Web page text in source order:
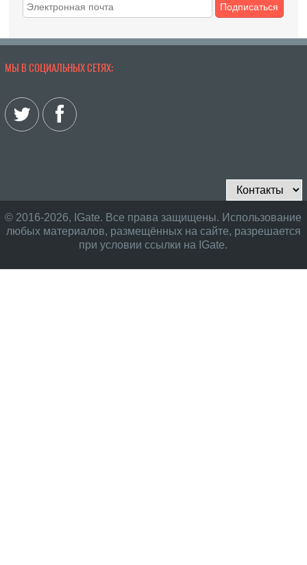
Подписаться
МЫ В СОЦИАЛЬНЫХ СЕТЯХ:
© 2016-2026, IGate. Все права защищены. Использование
любых материалов, размещённых на сайте, разрешается
при условии ссылки на IGate.